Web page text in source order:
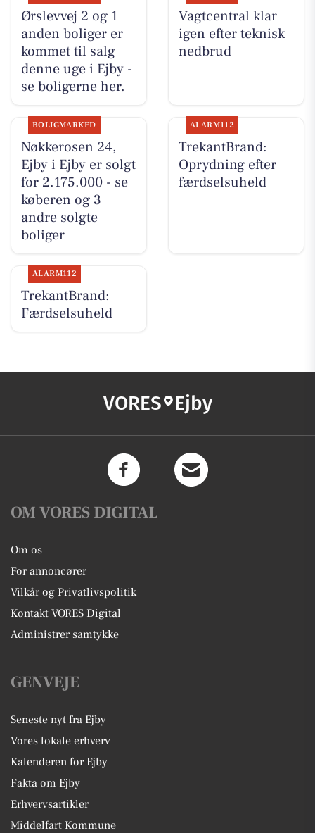
Ørslevvej 2 og 1
anden boliger er
kommet til salg
denne uge i Ejby -
se boligerne her.
Vagtcentral klar
igen efter teknisk
nedbrud
BOLIGMARKED
Nøkkerosen 24,
Ejby i Ejby er solgt
for 2.175.000 - se
køberen og 3
andre solgte
boliger
ALARM112
TrekantBrand:
Oprydning efter
færdselsuheld
ALARM112
TrekantBrand:
Færdselsuheld
VORES Ejby
OM VORES DIGITAL
Om os
For annoncører
Vilkår og Privatlivspolitik
Kontakt VORES Digital
Administrer samtykke
GENVEJE
Seneste nyt fra Ejby
Vores lokale erhverv
Kalenderen for Ejby
Fakta om Ejby
Erhvervsartikler
Middelfart Kommune